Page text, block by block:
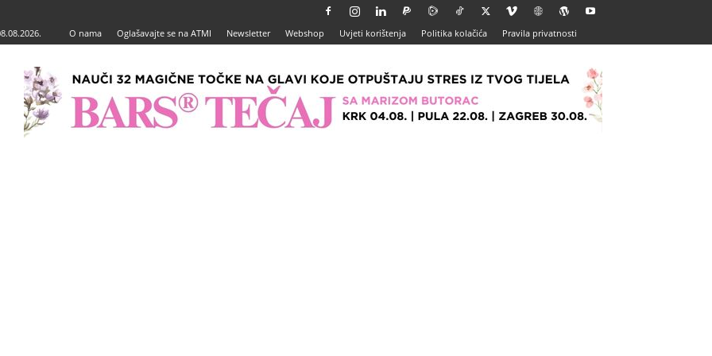
O nama Oglašavajte se na ATMI Newsletter Webshop Uvjeti korištenja Politika kolačića Pravila privatnosti